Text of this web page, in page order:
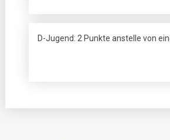
D-Jugend: 2 Punkte anstelle von